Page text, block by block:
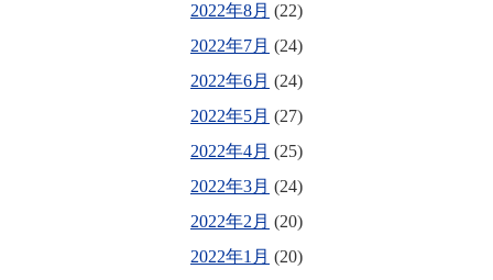
2022年8月 (22)
2022年7月 (24)
2022年6月 (24)
2022年5月 (27)
2022年4月 (25)
2022年3月 (24)
2022年2月 (20)
2022年1月 (20)